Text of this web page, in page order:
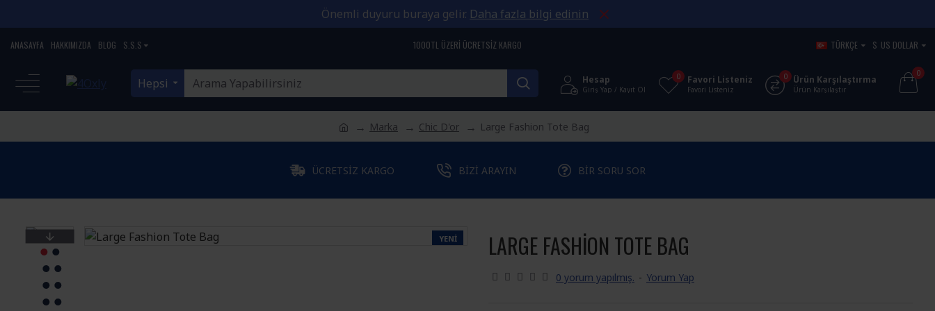
Önemli duyuru buraya gelir. Daha fazla bilgi edinin
ANASAYFA HAKKIMIZDA BLOG S.S.S 1000TL ÜZERI ÜCRETSIZ KARGO TÜRKÇE $ US DOLLAR
Hepsi Hesap
Giriş Yap / Kayıt Ol
Favori Listeniz
Favori Listeniz
0 Ürün Karşılaştırma
Ürün Karşılaştır
0 0
Marka Chic D'or Large Fashion Tote Bag
ÜCRETSIZ KARGO BIZI ARAYIN BIR SORU SOR
YENI LARGE FASHION TOTE BAG
0 yorum yapılmış. - Yorum Yap